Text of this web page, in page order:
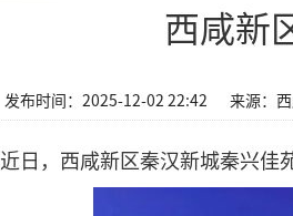
西咸新
发布时间：2025-12-02 22:42 来源：
近日，西咸新区秦汉新城秦兴佳